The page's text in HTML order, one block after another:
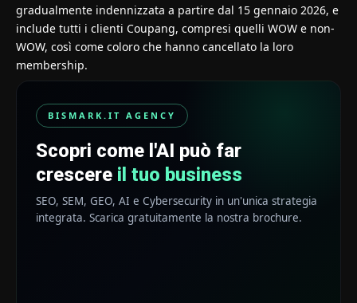
gradualmente indennizzata a partire dal 15 gennaio 2026, e
include tutti i clienti Coupang, compresi quelli WOW e non-
WOW, così come coloro che hanno cancellato la loro
membership.
BISMARK.IT AGENCY
Scopri come l'AI può far
crescere il tuo business
SEO, SEM, GEO, AI e Cybersecurity in un'unica strategia
integrata. Scarica gratuitamente la nostra brochure.